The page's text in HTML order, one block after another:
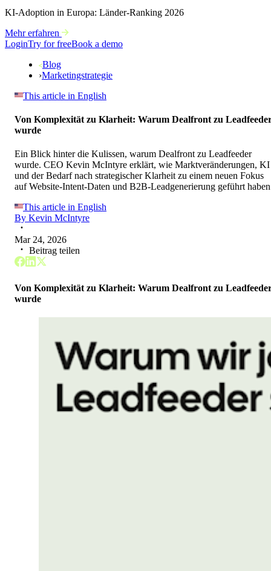
KI-Adoption in Europa: Länder-Ranking 2026
Mehr erfahren
LoginTry for freeBook a demo
Blog
›Marketingstrategie
This article in English
Von Komplexität zu Klarheit: Warum Dealfront zu
wurde
Ein Blick hinter die Kulissen, warum Dealfront zu Leadfeeder
wurde. CEO Kevin McIntyre erklärt, wie Marktveränderungen, KI
und der Bedarf nach strategischer Klarheit zu einem neuen Fokus
auf Website-Intent-Daten und B2B-Leadgenerierung geführt
This article in English
By Kevin McIntyre
Mar 24, 2026
Beitrag teilen
Von Komplexität zu Klarheit: Warum Dealfront zu
wurde